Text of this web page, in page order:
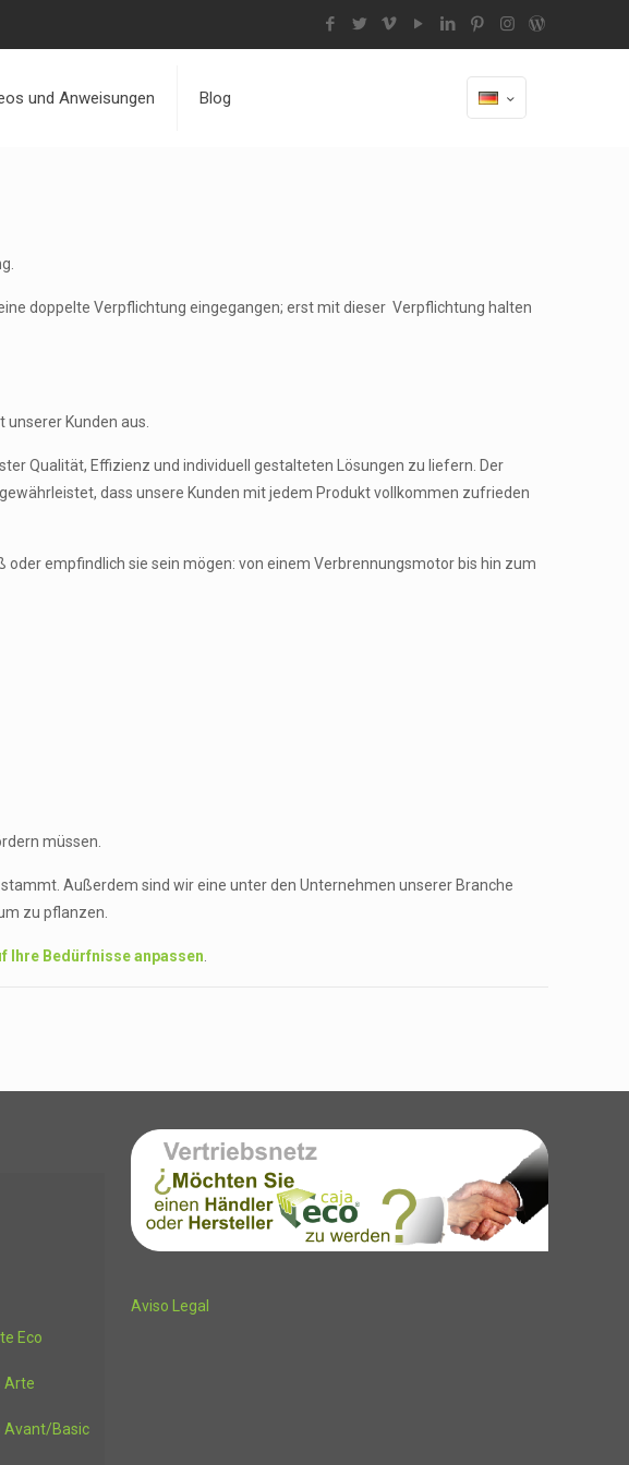
und Anweisungen Blog
doppelte Verpflichtung eingegangen; erst mit dieser Verpflichtung halten
Kunden aus.
Qualität, Effizienz und individuell gestalteten Lösungen zu liefern. Der
dass unsere Kunden mit jedem Produkt vollkommen zufrieden
empfindlich sie sein mögen: von einem Verbrennungsmotor bis hin zum
müssen.
Außerdem sind wir eine unter den Unternehmen unserer Branche
zu pflanzen.
Ihre Bedürfnisse anpassen
Eco
Arte
Avant/Basic
Aviso Legal